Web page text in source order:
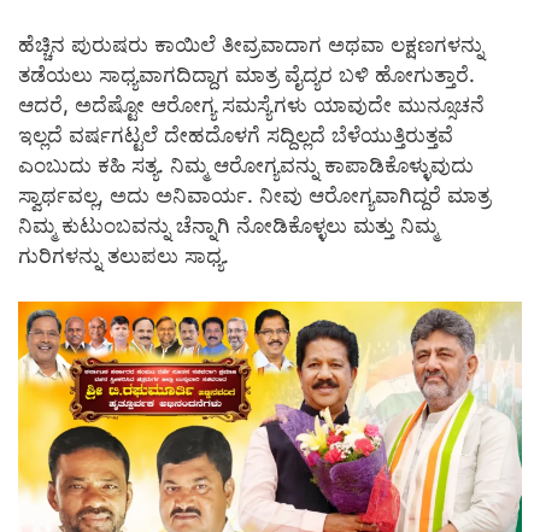
ಹೆಚ್ಚಿನ ಪುರುಷರು ಕಾಯಿಲೆ ತೀವ್ರವಾದಾಗ ಅಥವಾ ಲಕ್ಷಣಗಳನ್ನು
ತಡೆಯಲು ಸಾಧ್ಯವಾಗದಿದ್ದಾಗ ಮಾತ್ರ ವೈದ್ಯರ ಬಳಿ ಹೋಗುತ್ತಾರೆ.
ಆದರೆ, ಅದೆಷ್ಟೋ ಆರೋಗ್ಯ ಸಮಸ್ಯೆಗಳು ಯಾವುದೇ ಮುನ್ಸೂಚನೆ
ಇಲ್ಲದೆ ವರ್ಷಗಟ್ಟಲೆ ದೇಹದೊಳಗೆ ಸದ್ದಿಲ್ಲದೆ ಬೆಳೆಯುತ್ತಿರುತ್ತವೆ
ಎಂಬುದು ಕಹಿ ಸತ್ಯ. ನಿಮ್ಮ ಆರೋಗ್ಯವನ್ನು ಕಾಪಾಡಿಕೊಳ್ಳುವುದು
ಸ್ವಾರ್ಥವಲ್ಲ, ಅದು ಅನಿವಾರ್ಯ. ನೀವು ಆರೋಗ್ಯವಾಗಿದ್ದರೆ ಮಾತ್ರ
ನಿಮ್ಮ ಕುಟುಂಬವನ್ನು ಚೆನ್ನಾಗಿ ನೋಡಿಕೊಳ್ಳಲು ಮತ್ತು ನಿಮ್ಮ
ಗುರಿಗಳನ್ನು ತಲುಪಲು ಸಾಧ್ಯ.